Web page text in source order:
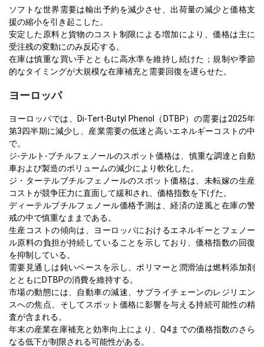
ソフトな世界需要は輸出予約を減少させ、出荷量の減少と価格支
援の縮小を引き起こした。
安定した原料と貨物のコスト制限による増加により、価格は主に
受注残の変動にのみ反応する。
在庫は慎重な買い手とともに高水準を維持し続けた；規制や季節
的なタイミングが大規模な在庫補充と需要回復を遅らせた。
ヨーロッパ
ヨーロッパでは、Di-Tert-Butyl Phenol（DTBP）の需要は2025年
第3四半期に減少し、産業需要の低迷と高いエネルギーコストの中
で。
ジ-テルト-ブチルフェノールのスポット価格は、慎重な調達と自動
車および製造のボリュームの減少により軟化した。
ジ・ターテルブチルフェノールのスポット価格は、未転嫁の生産
コストが競争圧力に直面して緩和され、価格指数を下げた。
ディーテルブチルフェノール価格予測は、経済の逆風と在庫の警
戒の中で慎重なままである。
生産コストの傾向は、ヨーロッパにおけるエネルギーとフェノー
ル原料の負担が持続していることを示しており、価格指数の回復
を抑制している。
需要見通しは鈍いペースを示し、ポリマーと潤滑油は燃料添加剤
とともにDTBPの消費を維持する。
市場の動態には、自動車の減速、サプライチェーンのレジリエン
スへの焦点、そしてスポット価格に影響を与える持続可能性の精
査が含まれる。
年末の産業在庫補充と効率向上により、Q4までの価格指数のさら
なる低下が制限される可能性がある。